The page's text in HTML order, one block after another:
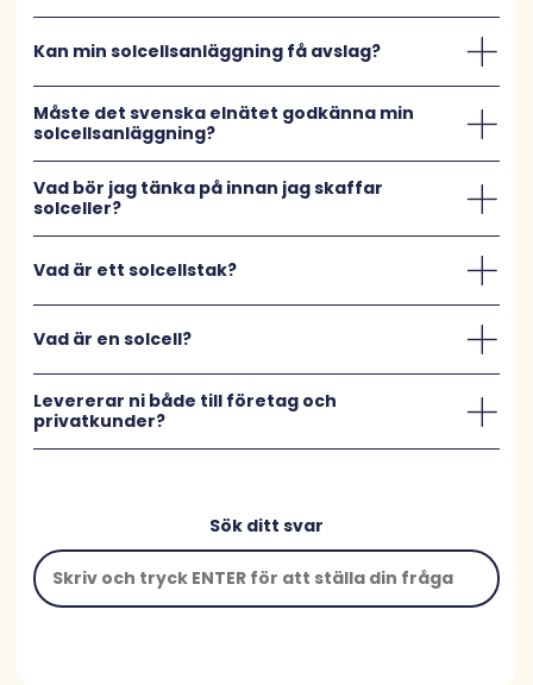
Kan min solcellsanläggning få avslag?
Måste det svenska elnätet godkänna min
solcellsanläggning?
Vad bör jag tänka på innan jag skaffar
solceller?
Vad är ett solcellstak?
Vad är en solcell?
Levererar ni både till företag och
privatkunder?
Sök ditt svar